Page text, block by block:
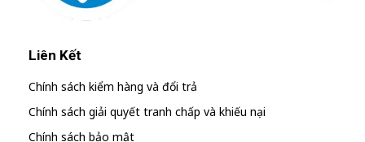
Liên Kết
Chính sách kiểm hàng và đổi trả
Chính sách giải quyết tranh chấp và khiếu nại
Chính sách bảo mật